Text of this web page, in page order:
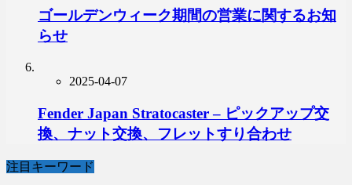
ゴールデンウィーク期間の営業に関するお知
らせ
2025-04-07
Fender Japan Stratocaster – ピックアップ交
換、ナット交換、フレットすり合わせ
注目キーワード